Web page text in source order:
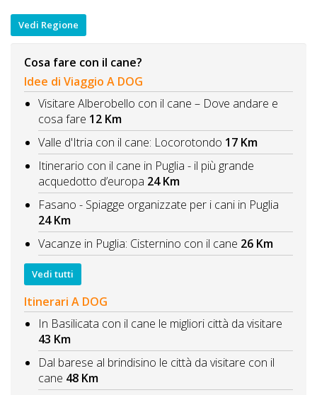
Vedi Regione
Cosa fare con il cane?
Idee di Viaggio A DOG
Visitare Alberobello con il cane – Dove andare e
cosa fare 12 Km
Valle d'Itria con il cane: Locorotondo 17 Km
Itinerario con il cane in Puglia - il più grande
acquedotto d’europa 24 Km
Fasano - Spiagge organizzate per i cani in Puglia
24 Km
Vacanze in Puglia: Cisternino con il cane 26 Km
Vedi tutti
Itinerari A DOG
In Basilicata con il cane le migliori città da visitare
43 Km
Dal barese al brindisino le città da visitare con il
cane 48 Km